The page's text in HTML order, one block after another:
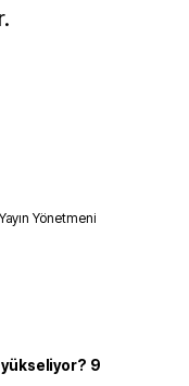
Yönetmeni
9